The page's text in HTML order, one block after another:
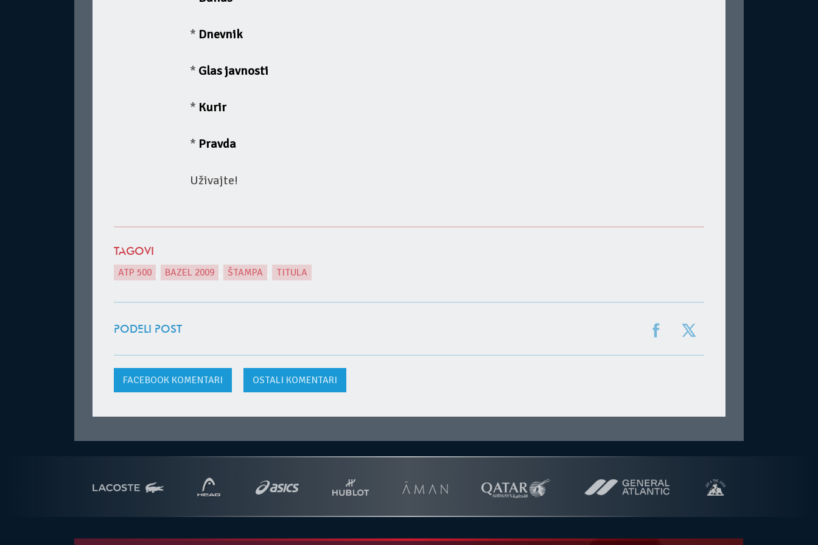
* Dnevnik
* Glas javnosti
* Kurir
* Pravda
Uživajte!
TAGOVI
ATP 500 BAZEL 2009 ŠTAMPA TITULA
PODELI POST
FACEBOOK KOMENTARI OSTALI KOMENTARI